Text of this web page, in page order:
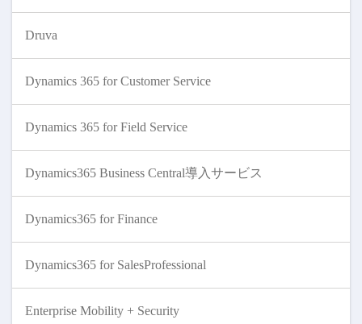
Druva
Dynamics 365 for Customer Service
Dynamics 365 for Field Service
Dynamics365 Business Central導入サービス
Dynamics365 for Finance
Dynamics365 for SalesProfessional
Enterprise Mobility + Security